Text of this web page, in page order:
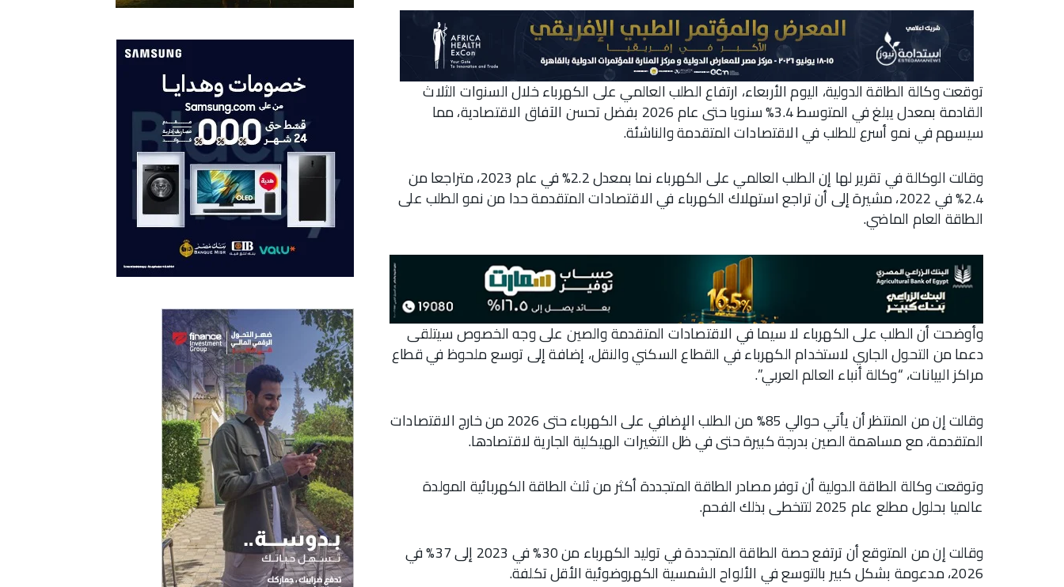
توقعت وكالة الطاقة الدولية، اليوم الأربعاء، ارتفاع الطلب العالمي على الكهرباء خلال السنوات الثلاث
القادمة بمعدل يبلغ في المتوسط 3.4% سنويا حتى عام 2026 بفضل تحسن الآفاق الاقتصادية، مما
سيسهم في نمو أسرع للطلب في الاقتصادات المتقدمة والناشئة.
وقالت الوكالة في تقرير لها إن الطلب العالمي على الكهرباء نما بمعدل 2.2% في عام 2023، متراجعا من
2.4% في 2022، مشيرة إلى أن تراجع استهلاك الكهرباء في الاقتصادات المتقدمة حدا من نمو الطلب على
الطاقة العام الماضي.
وأوضحت أن الطلب على الكهرباء لا سيما في الاقتصادات المتقدمة والصين على وجه الخصوص سيتلقى
دعما من التحول الجاري لاستخدام الكهرباء في القطاع السكني والنقل، إضافة إلى توسع ملحوظ في قطاع
مراكز البيانات، “وكالة أنباء العالم العربي”.
وقالت إن من المنتظر أن يأتي حوالي 85% من الطلب الإضافي على الكهرباء حتى 2026 من خارج الاقتصادات
المتقدمة، مع مساهمة الصين بدرجة كبيرة حتى في ظل التغيرات الهيكلية الجارية لاقتصادها.
وتوقعت وكالة الطاقة الدولية أن توفر مصادر الطاقة المتجددة أكثر من ثلث الطاقة الكهربائية المولدة
عالميا بحلول مطلع عام 2025 لتتخطى بذلك الفحم.
وقالت إن من المتوقع أن ترتفع حصة الطاقة المتجددة في توليد الكهرباء من 30% في 2023 إلى 37% في
2026، مدعومة بشكل كبير بالتوسع في الألواح الشمسية الكهروضوئية الأقل تكلفة.